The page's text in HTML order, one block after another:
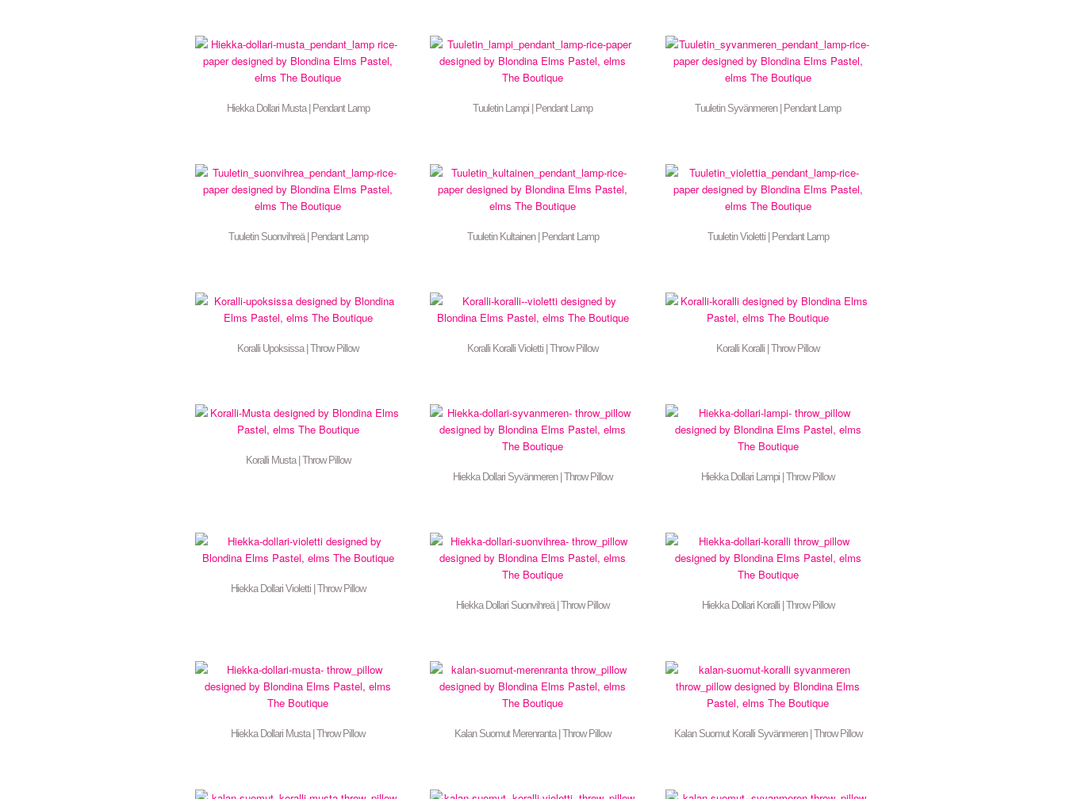
Hiekka Dollari Musta | Pendant Lamp Tuuletin Lampi | Pendant Lamp Tuuletin Syvänmeren | Pendant Lamp
Tuuletin Suonvihreä | Pendant Lamp Tuuletin Kultainen | Pendant Lamp Tuuletin Violetti | Pendant Lamp
Koralli Upoksissa | Throw Pillow Koralli Koralli Violetti | Throw Pillow Koralli Koralli | Throw Pillow
Koralli Musta | Throw Pillow
Hiekka Dollari Syvänmeren | Throw Pillow
Hiekka Dollari Lampi | Throw Pillow
Hiekka Dollari Violetti | Throw Pillow
Hiekka Dollari Suonvihreä | Throw Pillow
Hiekka Dollari Koralli | Throw Pillow
Hiekka Dollari Musta | Throw Pillow Kalan Suomut Merenranta | Throw Pillow Kalan Suomut Koralli Syvänmeren | Throw Pillow